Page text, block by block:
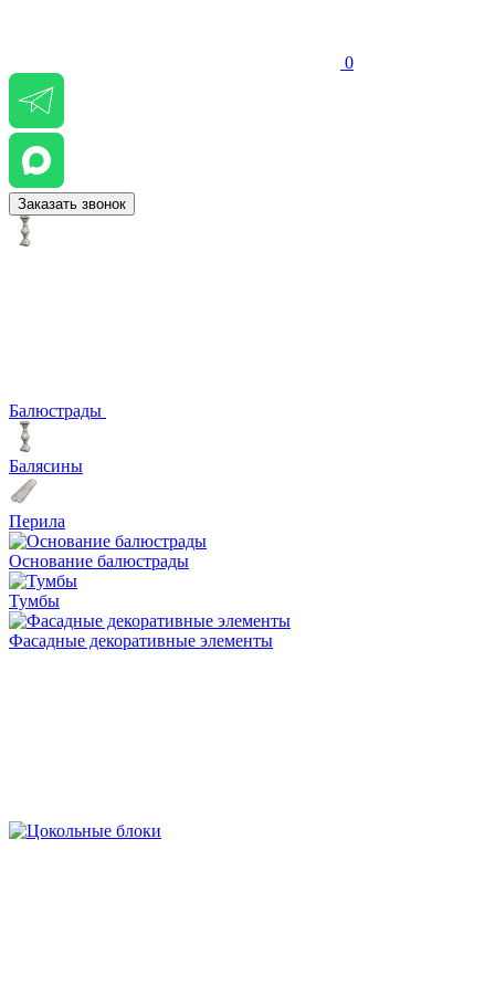
0
Заказать звонок
Балюстрады
Балясины
Перила
Основание балюстрады
Тумбы
Фасадные декоративные элементы